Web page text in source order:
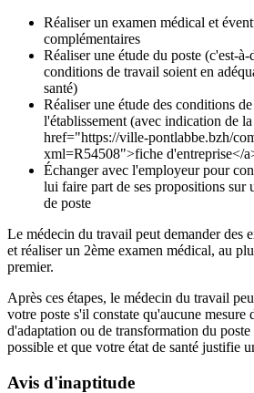
Réaliser un examen médical et
complémentaires
Réaliser une étude du poste (c'est-
conditions de travail soient en
santé)
Réaliser une étude des conditions
l'établissement (avec indication de
href="https://ville-pontlabbe.bzh/
xml=R54508">fiche d'entreprise</
Échanger avec l'employeur pour
lui faire part de ses propositions sur
de poste
Le médecin du travail peut demander des
et réaliser un 2ème examen médical, au
premier.
Après ces étapes, le médecin du travail
votre poste s'il constate qu'aucune mesure
d'adaptation ou de transformation du
possible et que votre état de santé justifie
Avis d'inaptitude